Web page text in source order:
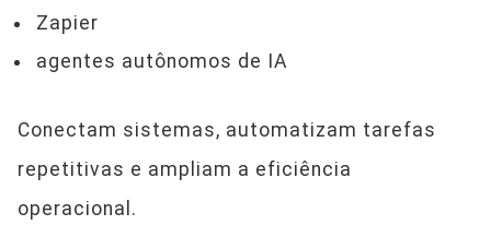
Zapier
agentes autônomos de IA
Conectam sistemas, automatizam tarefas
repetitivas e ampliam a eficiência
operacional.